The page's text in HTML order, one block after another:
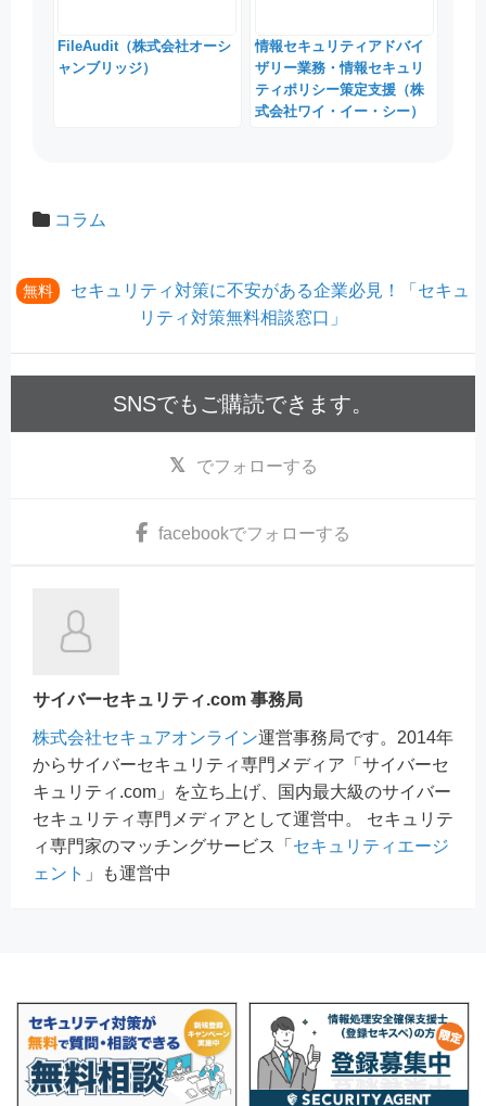
FileAudit（株式会社オーシ
ャンブリッジ）
情報セキュリティアドバイ
ザリー業務・情報セキュリ
ティポリシー策定支援（株
式会社ワイ・イー・シー）
コラム
無料
セキュリティ対策に不安がある企業必見！「セキュ
リティ対策無料相談窓口」
SNSでもご購読できます。
でフォローする
facebookでフォローする
サイバーセキュリティ.com 事務局
株式会社セキュアオンライン運営事務局です。2014年
からサイバーセキュリティ専門メディア「サイバーセ
キュリティ.com」を立ち上げ、国内最大級のサイバー
セキュリティ専門メディアとして運営中。 セキュリテ
ィ専門家のマッチングサービス「 セキュリティエージ
ェント 」も運営中